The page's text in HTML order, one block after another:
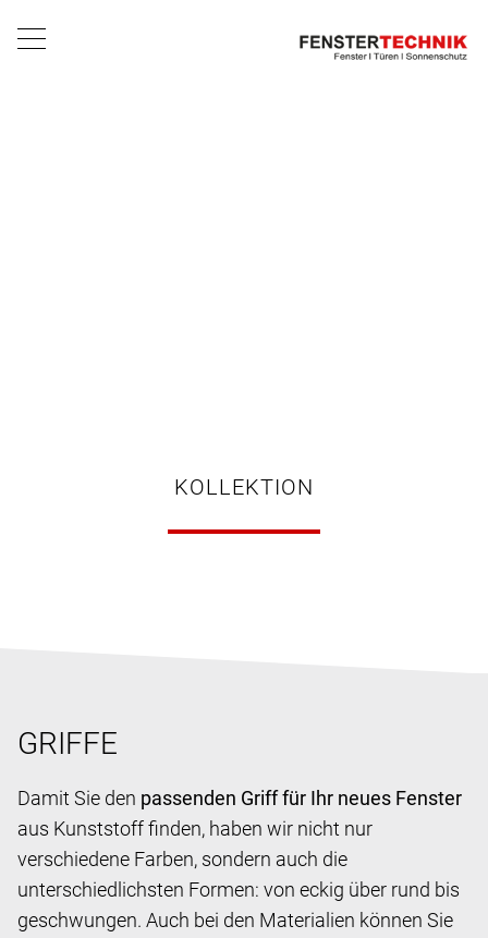
KOLLEKTION
GRIFFE
Damit Sie den passenden Griff für Ihr neues Fenster
aus Kunststoff finden, haben wir nicht nur
verschiedene Farben, sondern auch die
unterschiedlichsten Formen: von eckig über rund bis
geschwungen. Auch bei den Materialien können Sie